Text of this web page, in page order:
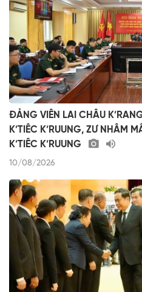
ĐẢNG VIÊN LAI CHÂU
K’TIÊC K’RUUNG, ZƯ NHÂM
K’TIÊC K’RUUNG
10/08/2026